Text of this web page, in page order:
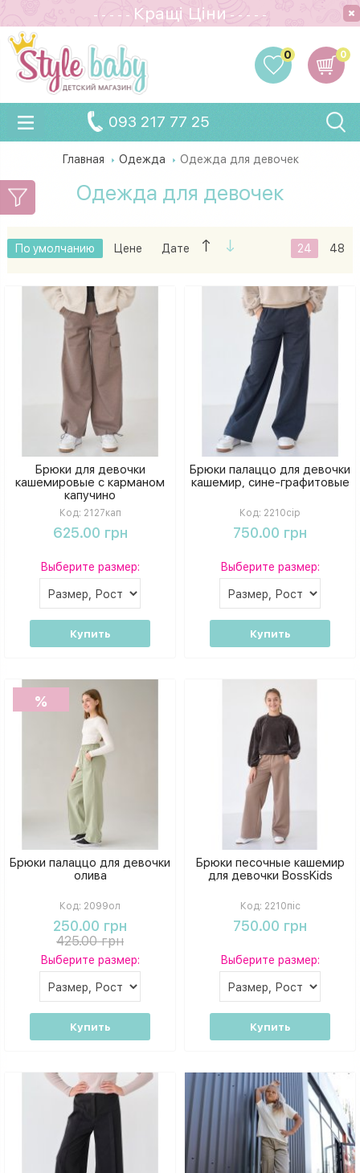
- - - - - Кращi Цiни - - - - -
0
0
093 217 77 25
Главная Одежда Одежда для девочек
Одежда для девочек
По умолчанию Цене Дате 24 48
Брюки для девочки
кашемировые с карманом
капучино
Код: 2127кап
625.00 грн
Выберите размер:
Купить
Брюки палаццо для девочки
кашемир, сине-графитовые
Код: 2210сір
750.00 грн
Выберите размер:
Купить
%
Брюки палаццо для девочки
олива
Код: 2099ол
250.00 грн
425.00 грн
Выберите размер:
Купить
Брюки песочные кашемир
для девочки BossKids
Код: 2210піс
750.00 грн
Выберите размер:
Купить